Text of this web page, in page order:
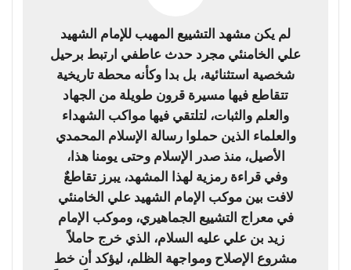
لم يكن مشهد التشييع المهيب للإمام الشهيد
علي الخامنئي مجرد حدث عاطفي ارتبط برحيل
شخصية استثنائية، بل بدا وكأنه محطة تاريخية
تتقاطع فيها مسيرة قرون طويلة من الجهاد
والعلم والثبات، لتلتقي فيها مواكب الشهداء
والعلماء الذين حملوا رسالة الإسلام المحمدي
الأصيل، منذ صدر الإسلام وحتى يومنا هذا،
وفي قراءة رمزية لهذا المشهد، يبرز تقاطعٌ
لافت بين موكب الإمام الشهيد علي الخامنئي
في معراج التشييع الجماهيري، وموكب الإمام
زيد بن علي عليه السلام، الذي خرج حاملاً
مشروع الإصلاح ومواجهة الظلم، ليؤكد أن خط